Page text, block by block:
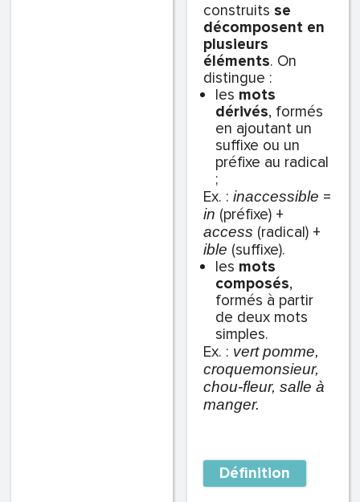
construits se
décomposent en
plusieurs
éléments. On
distingue :
les mots
dérivés, formés
en ajoutant un
suffixe ou un
préfixe au radical
;
Ex. : inaccessible =
in (préfixe) +
access (radical) +
ible (suffixe).
les mots
composés,
formés à partir
de deux mots
simples.
Ex. : vert pomme,
croquemonsieur,
chou-fleur, salle à
manger.
Définition